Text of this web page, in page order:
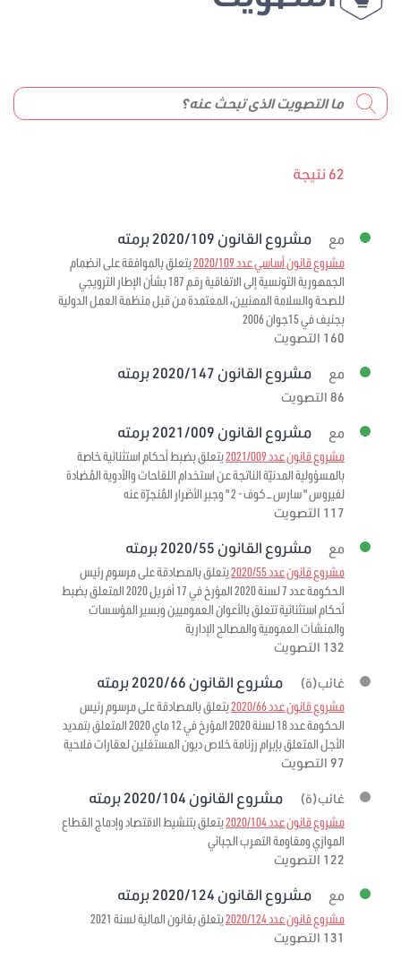
62 نتيجة
مع مشروع القانون 2020/109 برمته
مشروع قانون أساسي عدد 2020/109
يتعلق بالموافقة على انضمام
الجمهورية التونسية إلى الاتفاقية رقم 187 بشأن الإطار الترويجي
للصحة والسلامة المهنيين، المعتمدة من قبل منظمة العمل الدولية
بجنيف في 15جوان 2006
160 التصويت
مع مشروع القانون 2020/147 برمته
86 التصويت
مع مشروع القانون 2021/009 برمته
مشروع قانون عدد 2021/009
يتعلق بضبط أحكام استثنائية خاصة
بالمسؤولية المدنيّة الناتجة عن استخدام اللقاحات والأدوية المُضادة
لفيروس " سارس – كوف - 2 " وجبر الأضرار المُنجرّة عنه
117 التصويت
مع مشروع القانون 2020/55 برمته
مشروع قانون عدد 2020/55
يتعلق بالمصادقة على مرسوم رئيس
الحكومة عدد 7 لسنة 2020 المؤرخ في 17 أفريل 2020 المتعلق بضبط
أحكام استثنائية تتعلق بالأعوان العموميين وبسير المؤسسات
والمنشآت العمومية والمصالح الإدارية
132 التصويت
غائب(ة) مشروع القانون 2020/66 برمته
مشروع قانون عدد 2020/66
يتعلق بالمصادقة على مرسوم رئيس
الحكومة عدد 18 لسنة 2020 المؤرخ في 12 ماي 2020 المتعلق بتمديد
الأجل المتعلق بإبرام رزنامة خلاص ديون المستغلين لعقارات فلاحية
97 التصويت
غائب(ة) مشروع القانون 2020/104 برمته
مشروع قانون عدد 2020/104
يتعلق بتنشيط الاقتصاد وإدماج القطاع
الموازي ومقاومة التهرب الجبائي
122 التصويت
مع مشروع القانون 2020/124 برمته
مشروع قانون عدد 2020/124
يتعلق بقانون المالية لسنة 2021
131 التصويت